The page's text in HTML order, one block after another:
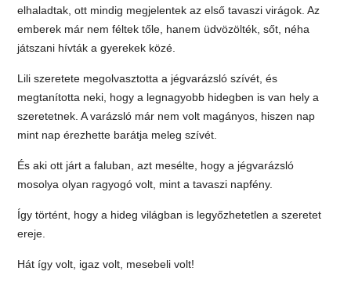
elhaladtak, ott mindig megjelentek az első tavaszi virágok. Az
emberek már nem féltek tőle, hanem üdvözölték, sőt, néha
játszani hívták a gyerekek közé.
Lili szeretete megolvasztotta a jégvarázsló szívét, és
megtanította neki, hogy a legnagyobb hidegben is van hely a
szeretetnek. A varázsló már nem volt magányos, hiszen nap
mint nap érezhette barátja meleg szívét.
És aki ott járt a faluban, azt mesélte, hogy a jégvarázsló
mosolya olyan ragyogó volt, mint a tavaszi napfény.
Így történt, hogy a hideg világban is legyőzhetetlen a szeretet
ereje.
Hát így volt, igaz volt, mesebeli volt!